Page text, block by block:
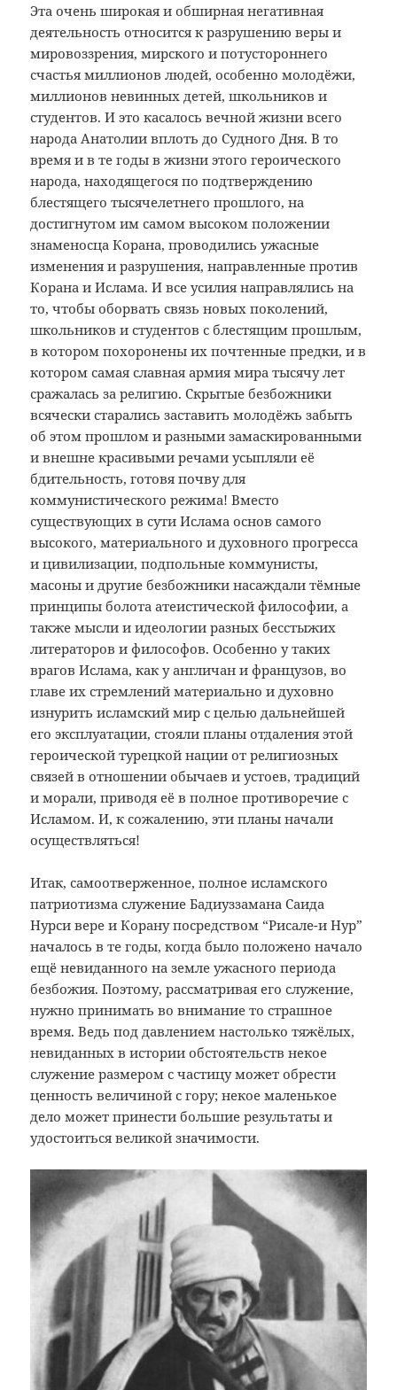
Эта очень широкая и обширная негативная
деятельность относится к разрушению веры и
мировоззрения, мирского и потустороннего
счастья миллионов людей, особенно молодёжи,
миллионов невинных детей, школьников и
студентов. И это касалось вечной жизни всего
народа Анатолии вплоть до Судного Дня. В то
время и в те годы в жизни этого героического
народа, находящегося по подтверждению
блестящего тысячелетнего прошлого, на
достигнутом им самом высоком положении
знаменосца Корана, проводились ужасные
изменения и разрушения, направленные против
Корана и Ислама. И все усилия направлялись на
то, чтобы оборвать связь новых поколений,
школьников и студентов с блестящим прошлым,
в котором похоронены их почтенные предки, и в
котором самая славная армия мира тысячу лет
сражалась за религию. Скрытые безбожники
всячески старались заставить молодёжь забыть
об этом прошлом и разными замаскированными
и внешне красивыми речами усыпляли её
бдительность, готовя почву для
коммунистического режима! Вместо
существующих в сути Ислама основ самого
высокого, материального и духовного прогресса
и цивилизации, подпольные коммунисты,
масоны и другие безбожники насаждали тёмные
принципы болота атеистической философии, а
также мысли и идеологии разных бесстыжих
литераторов и философов. Особенно у таких
врагов Ислама, как у англичан и французов, во
главе их стремлений материально и духовно
изнурить исламский мир с целью дальнейшей
его эксплуатации, стояли планы отдаления этой
героической турецкой нации от религиозных
связей в отношении обычаев и устоев, традиций
и морали, приводя её в полное противоречие с
Исламом. И, к сожалению, эти планы начали
осуществляться!
Итак, самоотверженное, полное исламского
патриотизма служение Бадиуззамана Саида
Нурси вере и Корану посредством “Рисале-и Нур”
началось в те годы, когда было положено начало
ещё невиданного на земле ужасного периода
безбожия. Поэтому, рассматривая его служение,
нужно принимать во внимание то страшное
время. Ведь под давлением настолько тяжёлых,
невиданных в истории обстоятельств некое
служение размером с частицу может обрести
ценность величиной с гору; некое маленькое
дело может принести большие результаты и
удостоиться великой значимости.